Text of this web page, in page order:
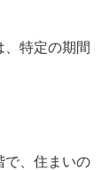
特定の期間
で、住まいの